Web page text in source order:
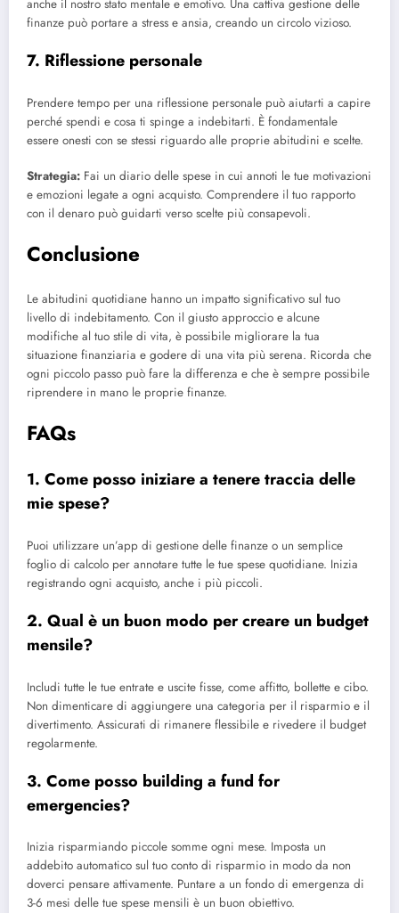
anche il nostro stato mentale e emotivo. Una cattiva gestione delle
finanze può portare a stress e ansia, creando un circolo vizioso.
7. Riflessione personale
Prendere tempo per una riflessione personale può aiutarti a capire
perché spendi e cosa ti spinge a indebitarti. È fondamentale
essere onesti con se stessi riguardo alle proprie abitudini e scelte.
Strategia: Fai un diario delle spese in cui annoti le tue motivazioni
e emozioni legate a ogni acquisto. Comprendere il tuo rapporto
con il denaro può guidarti verso scelte più consapevoli.
Conclusione
Le abitudini quotidiane hanno un impatto significativo sul tuo
livello di indebitamento. Con il giusto approccio e alcune
modifiche al tuo stile di vita, è possibile migliorare la tua
situazione finanziaria e godere di una vita più serena. Ricorda che
ogni piccolo passo può fare la differenza e che è sempre possibile
riprendere in mano le proprie finanze.
FAQs
1. Come posso iniziare a tenere traccia delle
mie spese?
Puoi utilizzare un’app di gestione delle finanze o un semplice
foglio di calcolo per annotare tutte le tue spese quotidiane. Inizia
registrando ogni acquisto, anche i più piccoli.
2. Qual è un buon modo per creare un budget
mensile?
Includi tutte le tue entrate e uscite fisse, come affitto, bollette e cibo.
Non dimenticare di aggiungere una categoria per il risparmio e il
divertimento. Assicurati di rimanere flessibile e rivedere il budget
regolarmente.
3. Come posso building a fund for
emergencies?
Inizia risparmiando piccole somme ogni mese. Imposta un
addebito automatico sul tuo conto di risparmio in modo da non
doverci pensare attivamente. Puntare a un fondo di emergenza di
3-6 mesi delle tue spese mensili è un buon obiettivo.